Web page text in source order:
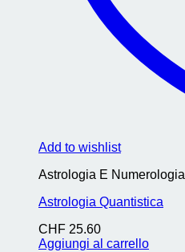
Add to wishlist
Astrologia E Numerologia
Astrologia Quantistica
CHF 25.60
Aggiungi al carrello